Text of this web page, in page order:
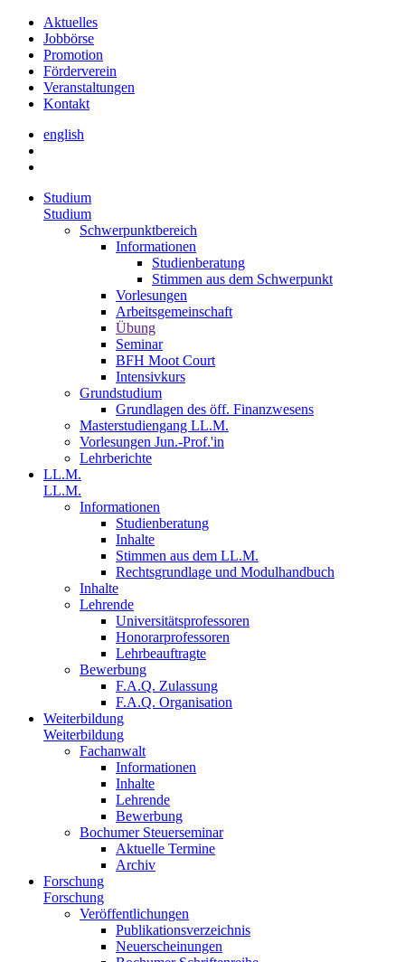
Aktuelles
Jobbörse
Promotion
Förderverein
Veranstaltungen
Kontakt
english
Studium
Studium
Schwerpunktbereich
Informationen
Studienberatung
Stimmen aus dem Schwerpunkt
Vorlesungen
Arbeitsgemeinschaft
Übung
Seminar
BFH Moot Court
Intensivkurs
Grundstudium
Grundlagen des öff. Finanzwesens
Masterstudiengang LL.M.
Vorlesungen Jun.-Prof.'in
Lehrberichte
LL.M.
LL.M.
Informationen
Studienberatung
Inhalte
Stimmen aus dem LL.M.
Rechtsgrundlage und Modulhandbuch
Inhalte
Lehrende
Universitätsprofessoren
Honorarprofessoren
Lehrbeauftragte
Bewerbung
F.A.Q. Zulassung
F.A.Q. Organisation
Weiterbildung
Weiterbildung
Fachanwalt
Informationen
Inhalte
Lehrende
Bewerbung
Bochumer Steuerseminar
Aktuelle Termine
Archiv
Forschung
Forschung
Veröffentlichungen
Publikationsverzeichnis
Neuerscheinungen